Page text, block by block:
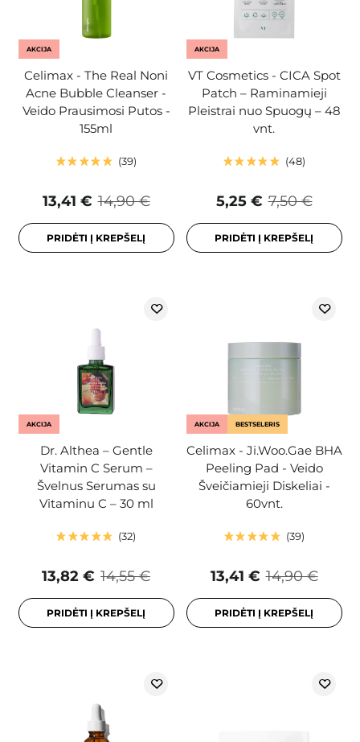
AKCIJA
Celimax - The Real Noni
Acne Bubble Cleanser -
Veido Prausimosi Putos -
155ml
39
14,90 €
13,41 €
PRIDĖTI Į KREPŠELĮ
AKCIJA
VT Cosmetics - CICA Spot
Patch – Raminamieji
Pleistrai nuo Spuogų – 48
vnt.
48
7,50 €
5,25 €
PRIDĖTI Į KREPŠELĮ
AKCIJA
Dr. Althea – Gentle
Vitamin C Serum –
Švelnus Serumas su
Vitaminu C – 30 ml
32
14,55 €
13,82 €
PRIDĖTI Į KREPŠELĮ
AKCIJA BESTSELERIS
Celimax - Ji.Woo.Gae BHA
Peeling Pad - Veido
Šveičiamieji Diskeliai -
60vnt.
39
14,90 €
13,41 €
PRIDĖTI Į KREPŠELĮ